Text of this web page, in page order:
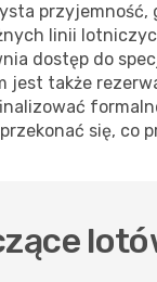
przyjemność,
linii
dostęp do
także
się, co